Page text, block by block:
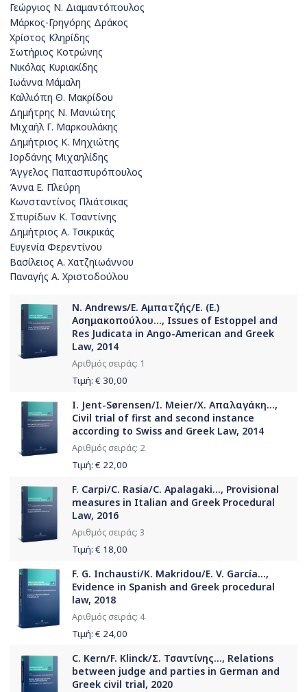
Γεώργιος Ν. Διαμαντόπουλος
Μάρκος-Γρηγόρης Δράκος
Χρίστος Κληρίδης
Σωτήριος Κοτρώνης
Νικόλας Κυριακίδης
Ιωάννα Μάμαλη
Καλλιόπη Θ. Μακρίδου
Δημήτρης Ν. Μανιώτης
Μιχαήλ Γ. Μαρκουλάκης
Δημήτριος Κ. Μηχιώτης
Ιορδάνης Μιχαηλίδης
Άγγελος Παπασπυρόπουλος
Άννα Ε. Πλεύρη
Κωνσταντίνος Πλιάτσικας
Σπυρίδων Κ. Τσαντίνης
Δημήτριος Α. Τσικρικάς
Ευγενία Φερεντίνου
Βασίλειος Α. Χατζηϊωάννου
Παναγής Α. Χριστοδούλου
N. Andrews/Ε. Αμπατζής/Ε. (Ε.)
Ασημακοπούλου..., Issues of Estoppel and
Res Judicata in Ango-American and Greek
Law, 2014
Αριθμός σειράς: 1
Τιμή: € 30,00
I. Jent-Sørensen/I. Meier/Χ. Απαλαγάκη...,
Civil trial of first and second instance
according to Swiss and Greek Law, 2014
Αριθμός σειράς: 2
Τιμή: € 22,00
F. Carpi/C. Rasia/C. Apalagaki..., Provisional
measures in Italian and Greek Procedural
Law, 2016
Αριθμός σειράς: 3
Τιμή: € 18,00
F. G. Inchausti/K. Makridou/E. V. García...,
Evidence in Spanish and Greek procedural
law, 2018
Αριθμός σειράς: 4
Τιμή: € 24,00
C. Kern/F. Klinck/Σ. Τσαντίνης..., Relations
between judge and parties in German and
Greek civil trial, 2020